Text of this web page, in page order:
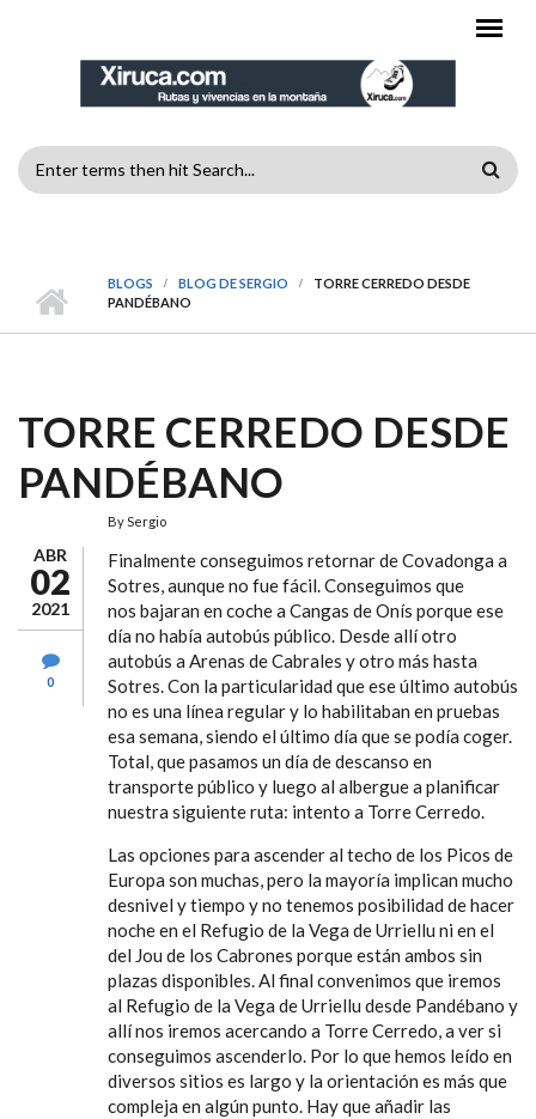
FORMULARIO
BÚSQUEDA
BLOGS BLOG DE SERGIO
TORRE CERREDO DESDE
PANDÉBANO
TORRE CERREDO DESDE
PANDÉBANO
ABR
02
2021
0
BySergio
Finalmente conseguimos retornar de Covadonga a
Sotres, aunque no fue fácil. Conseguimos que
nos bajaran en coche a Cangas de Onís porque ese
día no había autobús público. Desde allí otro
autobús a Arenas de Cabrales y otro más hasta
Sotres. Con la particularidad que ese último autobús
no es una línea regular y lo habilitaban en pruebas
esa semana, siendo el último día que se podía coger.
Total, que pasamos un día de descanso en
transporte público y luego al albergue a planificar
nuestra siguiente ruta: intento a Torre Cerredo.
Las opciones para ascender al techo de los Picos de
Europa son muchas, pero la mayoría implican mucho
desnivel y tiempo y no tenemos posibilidad de hacer
noche en el Refugio de la Vega de Urriellu ni en el
del Jou de los Cabrones porque están ambos sin
plazas disponibles. Al final convenimos que iremos
al Refugio de la Vega de Urriellu desde Pandébano y
allí nos iremos acercando a Torre Cerredo, a ver si
conseguimos ascenderlo. Por lo que hemos leído en
diversos sitios es largo y la orientación es más que
compleja en algún punto. Hay que añadir las